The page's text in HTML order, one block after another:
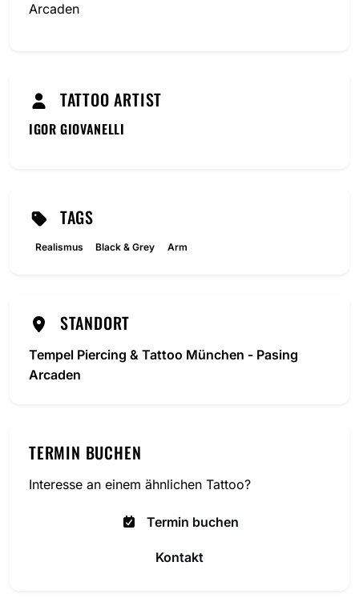
Arcaden
TATTOO ARTIST
IGOR GIOVANELLI
TAGS
Realismus Black & Grey Arm
STANDORT
Tempel Piercing & Tattoo München - Pasing
Arcaden
TERMIN BUCHEN
Interesse an einem ähnlichen Tattoo?
Termin buchen
Kontakt